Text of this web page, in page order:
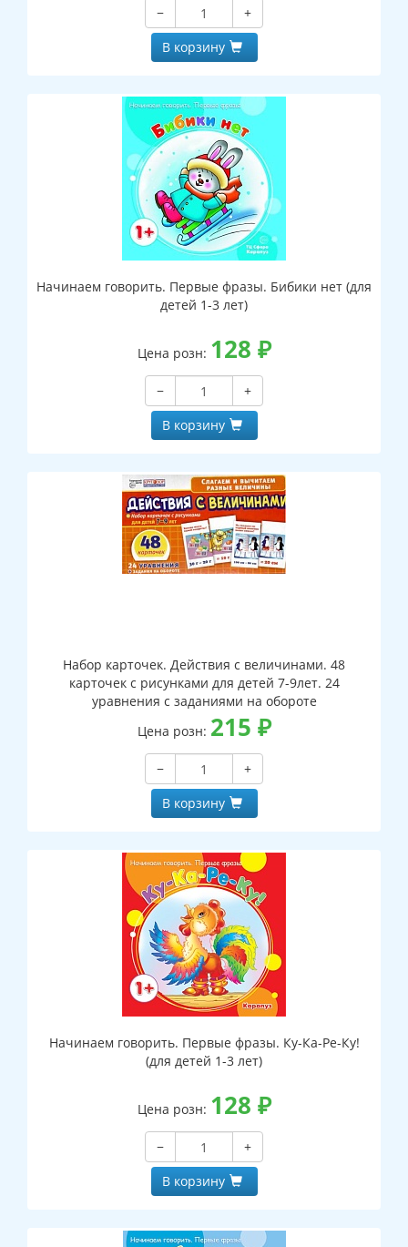
−
+
В корзину
Начинаем говорить. Первые фразы. Бибики нет (для
детей 1-3 лет)
Цена розн: 128 ₽
−
+
В корзину
Набор карточек. Действия с величинами. 48
карточек с рисунками для детей 7-9лет. 24
уравнения с заданиями на обороте
Цена розн: 215 ₽
−
+
В корзину
Начинаем говорить. Первые фразы. Ку-Ка-Ре-Ку!
(для детей 1-3 лет)
Цена розн: 128 ₽
−
+
В корзину